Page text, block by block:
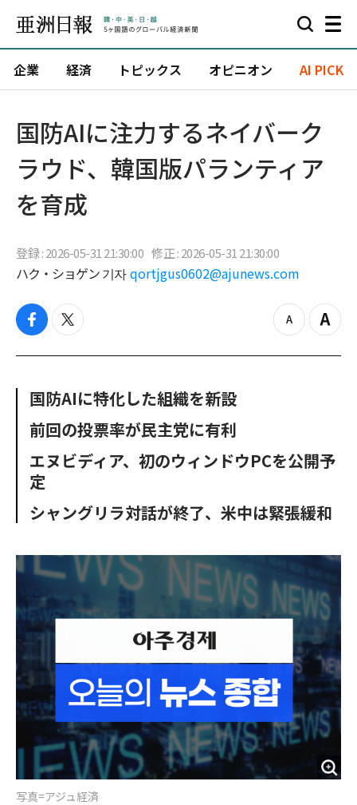
企業 経済 トピックス オピニオン AI PICK
国防AIに注力するネイバーク
ラウド、韓国版パランティア
を育成
登録 : 2026-05-31 21:30:00 修正 : 2026-05-31 21:30:00
ハク・ショゲン 기자 qortjgus0602@ajunews.com
f
c
o
k
t
i
e
z
o
Z
o
国防AIに特化した組織を新設
前回の投票率が民主党に有利
エヌビディア、初のウィンドウPCを公開予
定
シャングリラ対話が終了、米中は緊張緩和
写真=アジュ経済